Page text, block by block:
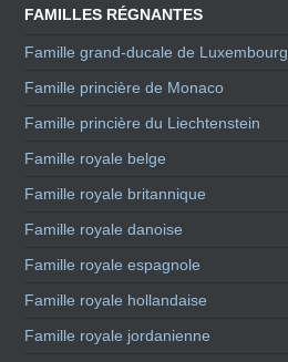
FAMILLES RÉGNANTES
Famille grand-ducale de Luxembourg
Famille princière de Monaco
Famille princière du Liechtenstein
Famille royale belge
Famille royale britannique
Famille royale danoise
Famille royale espagnole
Famille royale hollandaise
Famille royale jordanienne